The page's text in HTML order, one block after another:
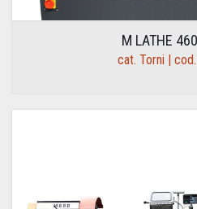
M LATHE
cat. Torni |